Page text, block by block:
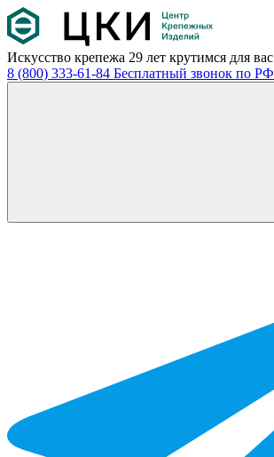
Искусство крепежа 29 лет крутимся для вас
8 (800) 333-61-84 Бесплатный звонок по РФ